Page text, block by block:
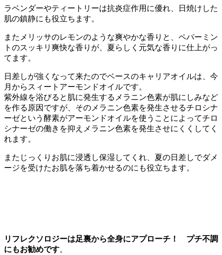
ラベンダーやティートリーは抗炎症作用に優れ、日焼けした
肌の鎮静にも役立ちます。
またメリッサのレモンのような爽やかな香りと、ペパーミン
トのスッキリ爽快な香りが、夏らしく元気な香りに仕上がっ
てます。
日差しが強くなって来たのでベースのキャリアオイルは、今
月からスィートアーモンドオイルです。
紫外線を浴びると肌に発生するメラニン色素が肌にしみなど
を作る原因ですが、そのメラニン色素を発生させるチロシナ
ーゼという酵素がアーモンドオイルを使うことによってチロ
シナーゼの働きを抑えメラニン色素を発生させにくくしてく
れます。
またじっくりお肌に浸透し保湿してくれ、夏の日差しでダメ
ージを受けたお肌を落ち着かせるのにも役立ちます。
リフレクソロジーは足裏から全身にアプローチ！ プチ不調
にもお勧めです。